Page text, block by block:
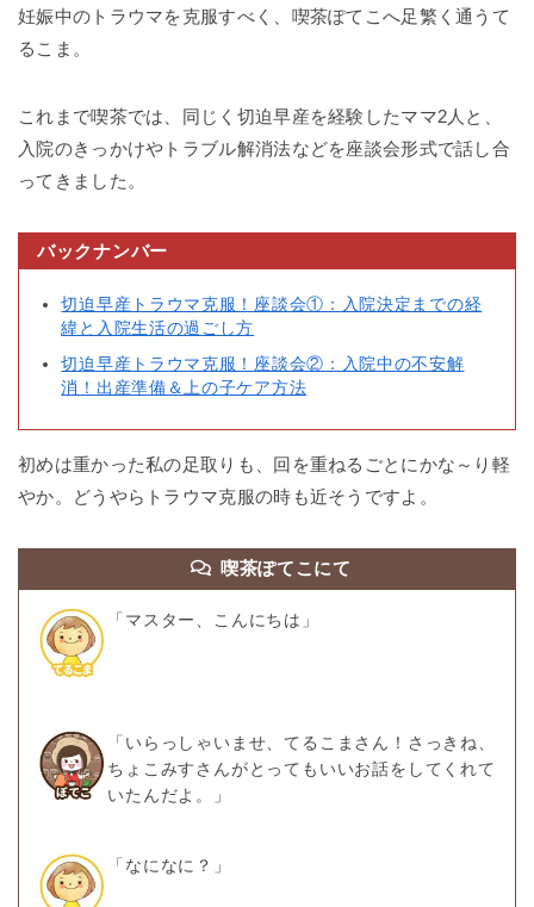
妊娠中のトラウマを克服すべく、喫茶ぽてこへ足繁く通うて
るこま。
これまで喫茶では、同じく切迫早産を経験したママ2人と、
入院のきっかけやトラブル解消法などを座談会形式で話し合
ってきました。
バックナンバー
切迫早産トラウマ克服！座談会①：入院決定までの経
緯と入院生活の過ごし方
切迫早産トラウマ克服！座談会②：入院中の不安解
消！出産準備＆上の子ケア方法
初めは重かった私の足取りも、回を重ねるごとにかな～り軽
やか。どうやらトラウマ克服の時も近そうですよ。
喫茶ぽてこにて
「マスター、こんにちは」
「いらっしゃいませ、てるこまさん！さっきね、
ちょこみすさんがとってもいいお話をしてくれて
いたんだよ。」
「なになに？」